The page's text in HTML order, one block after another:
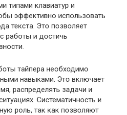
типами клавиатур и
эффективно использовать
текста. Это позволяет
работы и достичь
тайпера необходимо
навыками. Это включает
распределять задачи и
Систематичность и
роль, так как позволяют